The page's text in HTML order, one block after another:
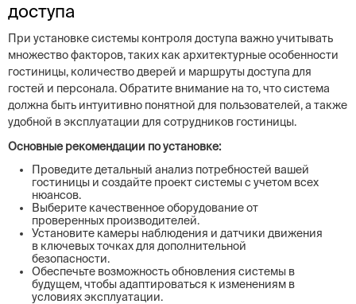
доступа
При установке системы контроля доступа важно учитывать
множество факторов, таких как архитектурные особенности
гостиницы, количество дверей и маршруты доступа для
гостей и персонала. Обратите внимание на то, что система
должна быть интуитивно понятной для пользователей, а также
удобной в эксплуатации для сотрудников гостиницы.
Основные рекомендации по установке:
Проведите детальный анализ потребностей вашей
гостиницы и создайте проект системы с учетом всех
нюансов.
Выберите качественное оборудование от
проверенных производителей.
Установите камеры наблюдения и датчики движения
в ключевых точках для дополнительной
безопасности.
Обеспечьте возможность обновления системы в
будущем, чтобы адаптироваться к изменениям в
условиях эксплуатации.